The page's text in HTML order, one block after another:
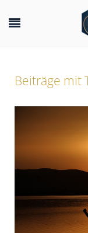
Beiträge mit